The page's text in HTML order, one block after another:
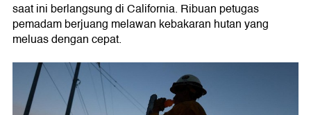
saat ini berlangsung di California. Ribuan petugas
pemadam berjuang melawan kebakaran hutan yang
meluas dengan cepat.